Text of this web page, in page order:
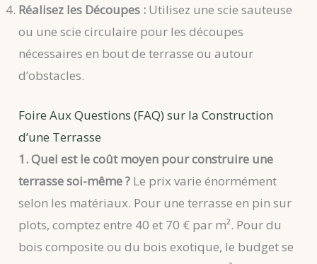
Réalisez les Découpes : Utilisez une scie sauteuse
ou une scie circulaire pour les découpes
nécessaires en bout de terrasse ou autour
d’obstacles.
Foire Aux Questions (FAQ) sur la Construction
d’une Terrasse
1. Quel est le coût moyen pour construire une
terrasse soi-même ? Le prix varie énormément
selon les matériaux. Pour une terrasse en pin sur
plots, comptez entre 40 et 70 € par m². Pour du
bois composite ou du bois exotique, le budget se